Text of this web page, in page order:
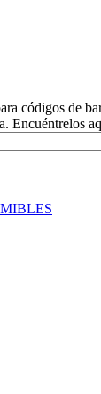
códigos de
Encuéntrelos